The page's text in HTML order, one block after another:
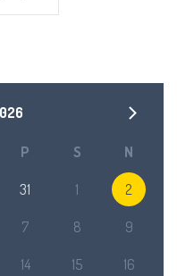
P S N
31 1 2
7 8 9
14 15 16